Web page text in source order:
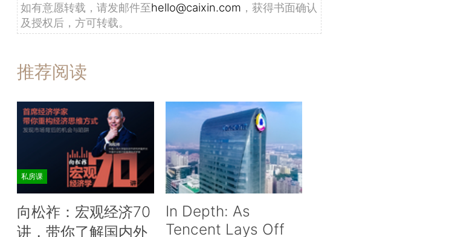
如有意愿转载，请发邮件至hello@caixin.com ，获得书面确认
及授权后，方可转载。
推荐阅读
私房课
向松祚：宏观经济70
讲，带你了解国内外
In Depth: As
Tencent Lays Off